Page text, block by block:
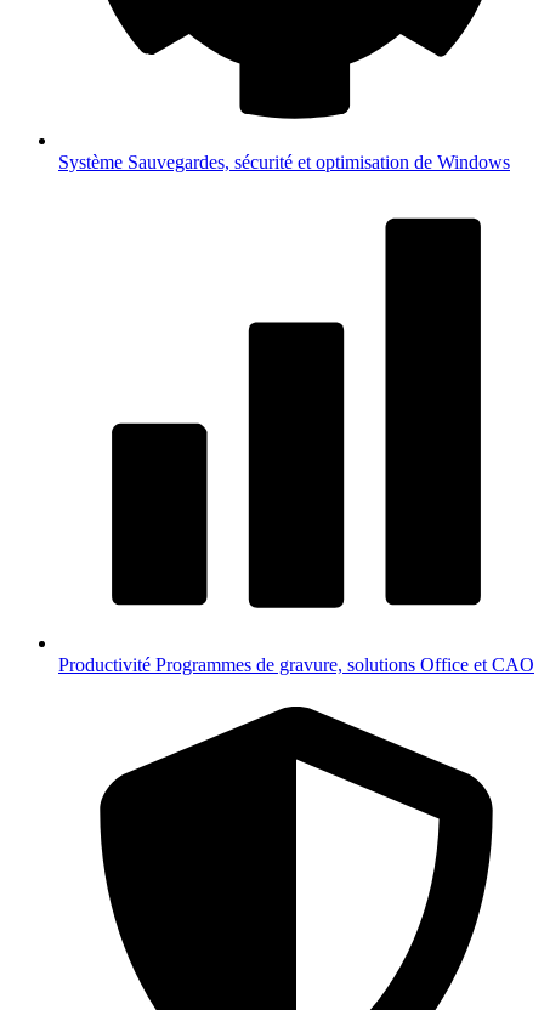
Système Sauvegardes, sécurité et optimisation de Windows
Productivité Programmes de gravure, solutions Office et CAO